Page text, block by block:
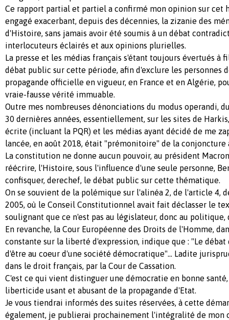
Ce rapport partial et partiel a confirmé mon opinion sur cet
engagé exacerbant, depuis des décennies, la zizanie des
d'Histoire, sans jamais avoir été soumis à un débat
interlocuteurs éclairés et aux opinions plurielles.
La presse et les médias français s'étant toujours évertués à
débat public sur cette période, afin d'exclure les personnes
propagande officielle en vigueur, en France et en Algérie,
vraie-fausse vérité immuable.
Outre mes nombreuses dénonciations du modus operandi,
30 dernières années, essentiellement, sur les sites de
écrite (incluant la PQR) et les médias ayant décidé de me
lancée, en août 2018, était "prémonitoire" de la conjoncture
La constitution ne donne aucun pouvoir, au président
réécrire, l'Histoire, sous l'influence d'une seule personne,
confisquer, derechef, le débat public sur cette thématique.
On se souvient de la polémique sur l'alinéa 2, de l'article 4,
2005, où le Conseil Constitutionnel avait fait déclasser le
soulignant que ce n'est pas au législateur, donc au
En revanche, la Cour Européenne des Droits de l'Homme,
constante sur la liberté d'expression, indique que : "Le
d'être au coeur d'une société démocratique"... Ladite
dans le droit français, par la Cour de Cassation.
C'est ce qui vient distinguer une démocratie en bonne
liberticide usant et abusant de la propagande d'Etat.
Je vous tiendrai informés des suites réservées, à cette
également, je publierai prochainement l'intégralité de mon